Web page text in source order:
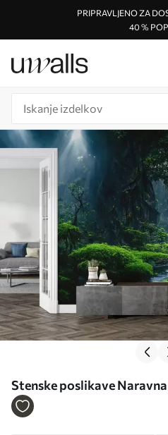
PRIPRAVLJENO ZA
40 %
Stenske poslikave
u72430